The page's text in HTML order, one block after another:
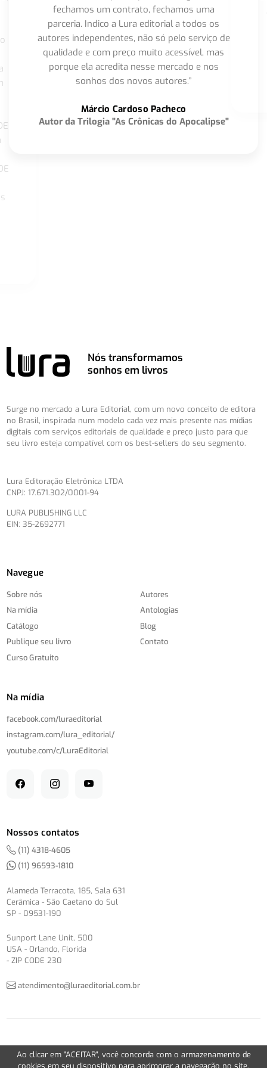
fechamos um contrato, fechamos uma
parceria. Indico a Lura editorial a todos os
autores independentes, não só pelo serviço de
qualidade e com preço muito acessível, mas
porque ela acredita nesse mercado e nos
sonhos dos novos autores.”
Márcio Cardoso Pacheco
Autor da Trilogia "As Crônicas do Apocalipse"
Nós transformamos
sonhos em livros
Surge no mercado a Lura Editorial, com um novo conceito de editora
no Brasil, inspirada num modelo cada vez mais presente nas mídias
digitais com serviços editoriais de qualidade e preço justo para que
seu livro esteja compatível com os best-sellers do seu segmento.
Lura Editoração Eletrônica LTDA
CNPJ: 17.671.302/0001-94
LURA PUBLISHING LLC
EIN: 35-2692771
Navegue
Sobre nós
Na mídia
Catálogo
Publique seu livro
Curso Gratuito
Autores
Antologias
Blog
Contato
Na mídia
facebook.com/luraeditorial
instagram.com/lura_editorial/
youtube.com/c/LuraEditorial
Nossos contatos
(11) 4318-4605
(11) 96593-1810
Alameda Terracota, 185, Sala 631
Cerâmica - São Caetano do Sul
SP - 09531-190
Sunport Lane Unit, 500
USA - Orlando, Florida
- ZIP CODE 230
atendimento@luraeditorial.com.br
© Copyright 2012-2026 -Política de Privacidade
Version 2.5.1
Ao clicar em "ACEITAR", você concorda com o armazenamento de
cookies em seu dispositivo para aprimorar a navegação no site,